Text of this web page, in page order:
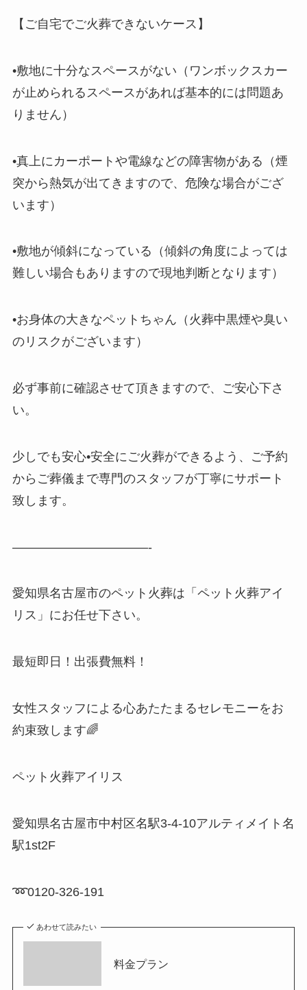
【ご自宅でご火葬できないケース】
•敷地に十分なスペースがない（ワンボックスカー
が止められるスペースがあれば基本的には問題あ
りません）
•真上にカーポートや電線などの障害物がある（煙
突から熱気が出てきますので、危険な場合がござ
います）
•敷地が傾斜になっている（傾斜の角度によっては
難しい場合もありますので現地判断となります）
•お身体の大きなペットちゃん（火葬中黒煙や臭い
のリスクがございます）
必ず事前に確認させて頂きますので、ご安心下さ
い。
少しでも安心•安全にご火葬ができるよう、ご予約
からご葬儀まで専門のスタッフが丁寧にサポート
致します。
———————————-
愛知県名古屋市のペット火葬は「ペット火葬アイ
リス」にお任せ下さい。
最短即日！出張費無料！
女性スタッフによる心あたたまるセレモニーをお
約束致します🌈
ペット火葬アイリス
愛知県名古屋市中村区名駅3-4-10アルティメイト名
駅1st2F
➿0120-326-191
あわせて読みたい
料金プラン